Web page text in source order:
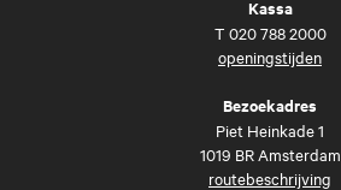
Kassa
T 020 788 2000
openingstijden
Bezoekadres
Piet Heinkade 1
1019 BR Amsterdam
routebeschrijving